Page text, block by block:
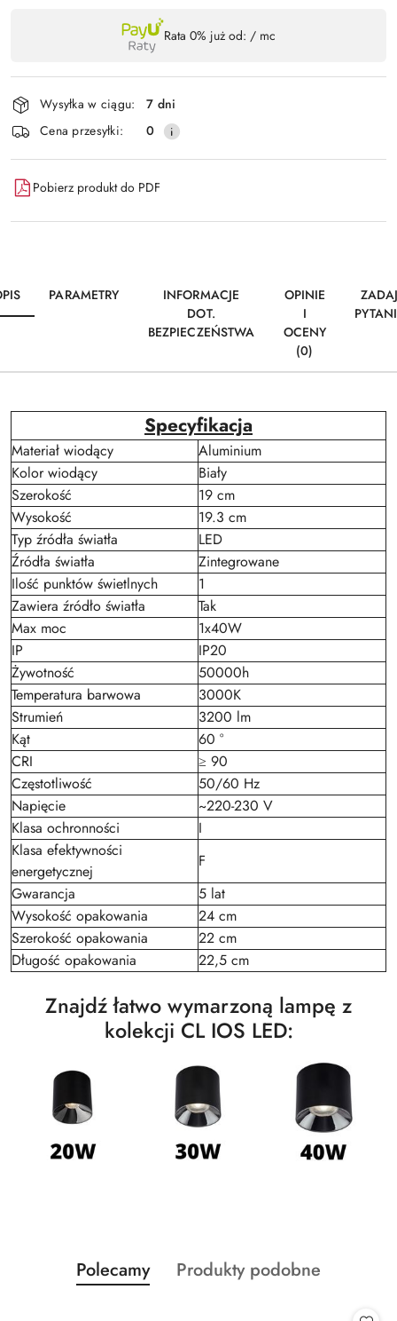
płatność
i
dostawa
Rata 0% już od: / mc
Wysyłka w ciągu:
7 dni
Cena przesyłki:
0
Pobierz produkt do PDF
PARAMETRY
INFORMACJE
DOT.
BEZPIECZEŃSTWA
OPINIE
I
OCENY
(0)
Specyfikacja
Materiał wiodący
Aluminium
Kolor wiodący
Biały
Szerokość
19 cm
Wysokość
19.3 cm
Typ źródła światła
LED
Źródła światła
Zintegrowane
Ilość punktów świetlnych
1
Zawiera źródło światła
Tak
Max moc
1x40W
IP
IP20
Żywotność
50000h
Temperatura barwowa
3000K
Strumień
3200 lm
Kąt
60 °
CRI
≥ 90
Częstotliwość
50/60 Hz
Napięcie
~220-230 V
Klasa ochronności
I
Klasa efektywności
energetycznej
F
Gwarancja
5 lat
Wysokość opakowania
24 cm
Szerokość opakowania
22 cm
Długość opakowania
22,5 cm
Znajdź łatwo wymarzoną lampę z
kolekcji CL IOS LED:
Pomiń karuzelę produktów
Produkty
o
Polecamy
Produkty
Produkty podobne